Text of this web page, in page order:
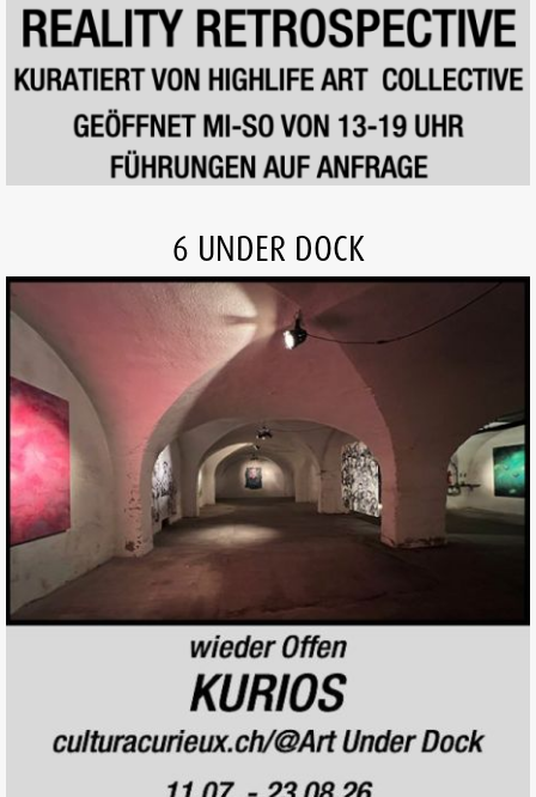
6 UNDER DOCK